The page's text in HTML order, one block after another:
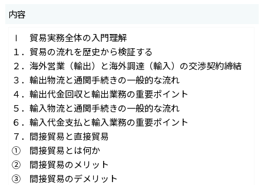
内容
Ⅰ 貿易実務全体の入門理解
１．貿易の流れを歴史から検証する
２．海外営業（輸出）と海外調達（輸入）の交渉契約締結
３．輸出物流と通関手続きの一般的な流れ
４．輸出代金回収と輸出業務の重要ポイント
５．輸入物流と通関手続きの一般的な流れ
６．輸入代金支払と輸入業務の重要ポイント
７．間接貿易と直接貿易
① 間接貿易とは何か
② 間接貿易のメリット
③ 間接貿易のデメリット